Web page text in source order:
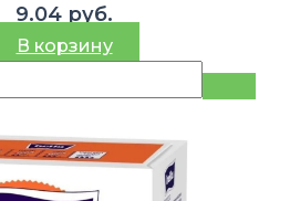
9.04 руб.
В корзину